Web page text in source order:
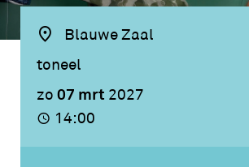
Blauwe Zaal
toneel
zo07 mrt 2027
14:00